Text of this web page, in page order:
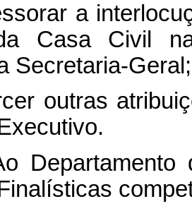
a
Casa Civil
Secretaria-
outras
Departamento